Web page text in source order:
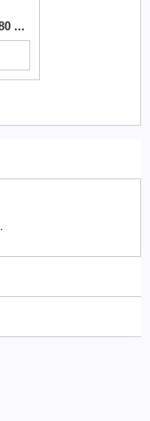
Travian Legends - TR 680 Gold
.